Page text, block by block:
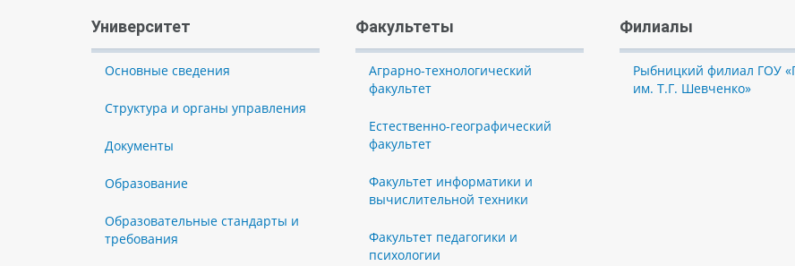
Университет
Основные сведения
Структура и органы управления
Документы
Образование
Образовательные стандарты и
требования
Факультеты
Аграрно-технологический
факультет
Естественно-географический
факультет
Факультет информатики и
вычислительной техники
Факультет педагогики и
психологии
Филиалы
Рыбницкий филиал ГОУ
им. Т.Г. Шевченко»